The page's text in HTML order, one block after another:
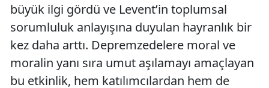
büyük ilgi gördü ve Levent’in toplumsal
sorumluluk anlayışına duyulan hayranlık bir
kez daha arttı. Depremzedelere moral ve
moralin yanı sıra umut aşılamayı amaçlayan
bu etkinlik, hem katılımcılardan hem de